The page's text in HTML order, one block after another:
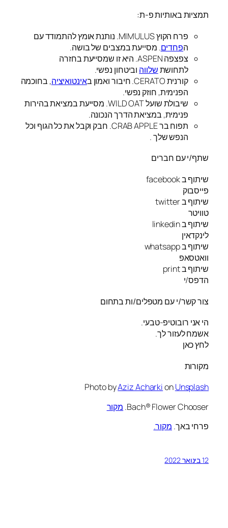
תמציות באותיות פ-ת:
פרח הקוץ MIMULUS. נותנת אומץ להתמודד עם
הפחדים. מסייעת במצבים של בושה.
צפצפה ASPEN. היא זו שמסייעת בחזרה
לתחושתשלווה וביטחון נפשי.
קורנית CERATO. חיבור ואמון ב
אינטואיציה, בחוכמה
הפנימית, חוזק נפשי.
שיבולת שועל WILD OAT. מסייעת במציאת בהירות
פנימית, במציאת הדרך הנכונה.
תפוח בר CRAB APPLE. חבק וקבל את כל הגוף וכל
הנפש שלך .
שתף/י עם חברים
שיתוף ב facebook
פייסבוק
שיתוף ב twitter
טוויטר
שיתוף ב linkedin
לינקדאין
שיתוף ב whatsapp
וואטסאפ
שיתוף ב print
הדפס/י
צור קשר/י עם מטפלים/ות בתחום
הי אני רובוטיפ-טבעי.
אשמח לעזור לך.
לחץ כאן
מקורות
Photo byAziz AcharkionUnsplash
Bach® Flower Chooser. מקור
פרחי באך. מקור.
12 בינואר 2022